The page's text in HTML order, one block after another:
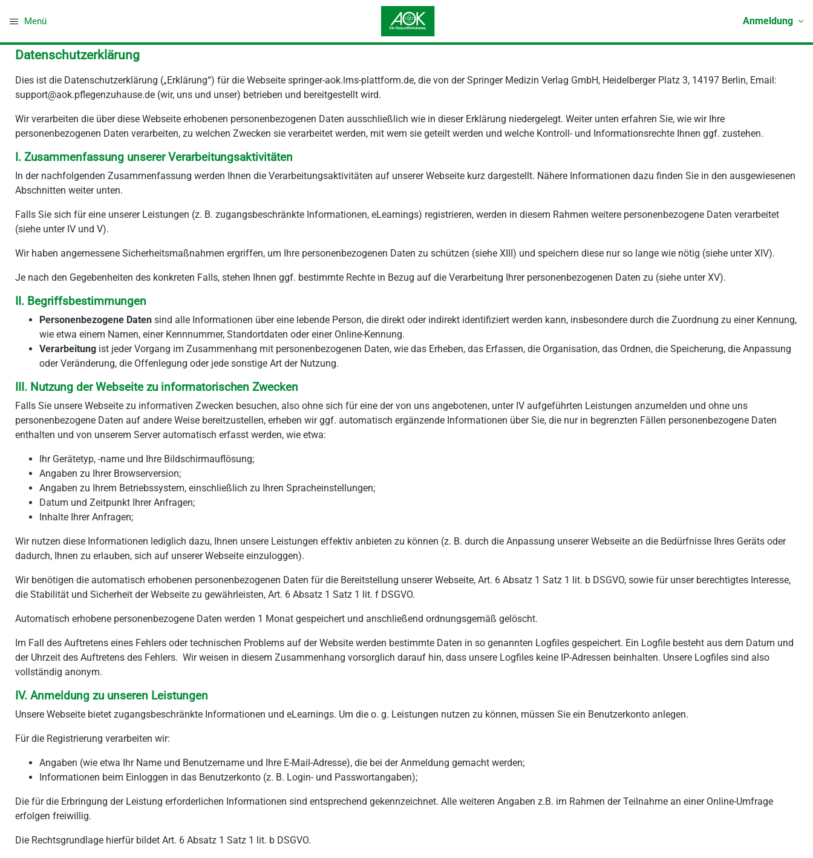
Blöcke
CMS-Block überspringen
Menü Anmeldung
Blöcke
Datenschutzerklärung überspringen
Datenschutzerklärung
Dies ist die Datenschutzerklärung („Erklärung“) für die Webseite springer-aok.lms-plattform.de, die von der Springer Medizin Verlag GmbH, Heidelberger Platz 3, 14197 Berlin, Email:
support@aok.pflegenzuhause.de (wir, uns und unser) betrieben und bereitgestellt wird.
Wir verarbeiten die über diese Webseite erhobenen personenbezogenen Daten ausschließlich wie in dieser Erklärung niedergelegt. Weiter unten erfahren Sie, wie wir Ihre
personenbezogenen Daten verarbeiten, zu welchen Zwecken sie verarbeitet werden, mit wem sie geteilt werden und welche Kontroll- und Informationsrechte Ihnen ggf. zustehen.
I. Zusammenfassung unserer Verarbeitungsaktivitäten
In der nachfolgenden Zusammenfassung werden Ihnen die Verarbeitungsaktivitäten auf unserer Webseite kurz dargestellt. Nähere Informationen dazu finden Sie in den ausgewiesenen
Abschnitten weiter unten.
Falls Sie sich für eine unserer Leistungen (z. B. zugangsbeschränkte Informationen, eLearnings) registrieren, werden in diesem Rahmen weitere personenbezogene Daten verarbeitet
(siehe unter IV und V).
Wir haben angemessene Sicherheitsmaßnahmen ergriffen, um Ihre personenbezogenen Daten zu schützen (siehe XIII) und speichern diese nur so lange wie nötig (siehe unter XIV).
Je nach den Gegebenheiten des konkreten Falls, stehen Ihnen ggf. bestimmte Rechte in Bezug auf die Verarbeitung Ihrer personenbezogenen Daten zu (siehe unter XV).
II. Begriffsbestimmungen
Personenbezogene Daten sind alle Informationen über eine lebende Person, die direkt oder indirekt identifiziert werden kann, insbesondere durch die Zuordnung zu einer Kennung,
wie etwa einem Namen, einer Kennnummer, Standortdaten oder einer Online-Kennung.
Verarbeitung ist jeder Vorgang im Zusammenhang mit personenbezogenen Daten, wie das Erheben, das Erfassen, die Organisation, das Ordnen, die Speicherung, die Anpassung
oder Veränderung, die Offenlegung oder jede sonstige Art der Nutzung.
III. Nutzung der Webseite zu informatorischen Zwecken
Falls Sie unsere Webseite zu informativen Zwecken besuchen, also ohne sich für eine der von uns angebotenen, unter IV aufgeführten Leistungen anzumelden und ohne uns
personenbezogene Daten auf andere Weise bereitzustellen, erheben wir ggf. automatisch ergänzende Informationen über Sie, die nur in begrenzten Fällen personenbezogene Daten
enthalten und von unserem Server automatisch erfasst werden, wie etwa:
Ihr Gerätetyp, -name und Ihre Bildschirmauflösung;
Angaben zu Ihrer Browserversion;
Angaben zu Ihrem Betriebssystem, einschließlich zu Ihren Spracheinstellungen;
Datum und Zeitpunkt Ihrer Anfragen;
Inhalte Ihrer Anfragen;
Wir nutzen diese Informationen lediglich dazu, Ihnen unsere Leistungen effektiv anbieten zu können (z. B. durch die Anpassung unserer Webseite an die Bedürfnisse Ihres Geräts oder
dadurch, Ihnen zu erlauben, sich auf unserer Webseite einzuloggen).
Wir benötigen die automatisch erhobenen personenbezogenen Daten für die Bereitstellung unserer Webseite, Art. 6 Absatz 1 Satz 1 lit. b DSGVO, sowie für unser berechtigtes Interesse,
die Stabilität und Sicherheit der Webseite zu gewährleisten, Art. 6 Absatz 1 Satz 1 lit. f DSGVO.
Automatisch erhobene personenbezogene Daten werden 1 Monat gespeichert und anschließend ordnungsgemäß gelöscht.
Im Fall des Auftretens eines Fehlers oder technischen Problems auf der Website werden bestimmte Daten in so genannten Logfiles gespeichert. Ein Logfile besteht aus dem Datum und
der Uhrzeit des Auftretens des Fehlers. Wir weisen in diesem Zusammenhang vorsorglich darauf hin, dass unsere Logfiles keine IP-Adressen beinhalten. Unsere Logfiles sind also
vollständig anonym.
IV. Anmeldung zu unseren Leistungen
Unsere Webseite bietet zugangsbeschränkte Informationen und eLearnings. Um die o. g. Leistungen nutzen zu können, müssen Sie ein Benutzerkonto anlegen.
Für die Registrierung verarbeiten wir:
Angaben (wie etwa Ihr Name und Benutzername und Ihre E-Mail-Adresse), die bei der Anmeldung gemacht werden;
Informationen beim Einloggen in das Benutzerkonto (z. B. Login- und Passwortangaben);
Die für die Erbringung der Leistung erforderlichen Informationen sind entsprechend gekennzeichnet. Alle weiteren Angaben z.B. im Rahmen der Teilnahme an einer Online-Umfrage
erfolgen freiwillig.
Die Rechtsgrundlage hierfür bildet Art. 6 Absatz 1 Satz 1 lit. b DSGVO.